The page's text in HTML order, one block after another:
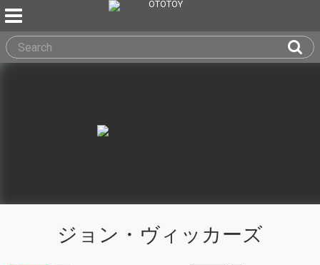
ジョン・ヴィッカーズ